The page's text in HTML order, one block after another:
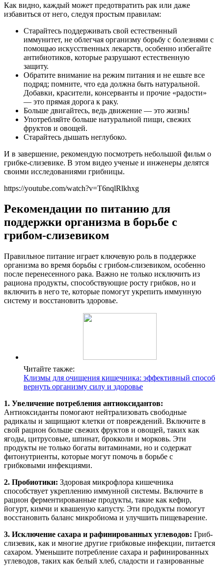
Как видно, каждый может предотвратить рак или даже
избавиться от него, следуя простым правилам:
Старайтесь поддерживать свой естественный
иммунитет, не облегчая организму борьбу с болезнями с
помощью искусственных лекарств, особенно избегайте
антибиотиков, которые разрушают естественную
защиту.
Обратите внимание на режим питания и не ешьте все
подряд; помните, что еда должна быть натуральной.
Добавки, красители, консерванты и прочие «радости»
— это прямая дорога к раку.
Больше двигайтесь, ведь движение — это жизнь!
Употребляйте больше натуральной пищи, свежих
фруктов и овощей.
Старайтесь дышать неглубоко.
И в завершение, рекомендую посмотреть небольшой фильм о
грибке-слизевике. В этом видео ученые и инженеры делятся
своими исследованиями грибницы.
https://youtube.com/watch?v=T6nqlRlkhxg
Рекомендации по питанию для
поддержки организма в борьбе с
грибом-слизевиком
Правильное питание играет ключевую роль в поддержке
организма во время борьбы с грибом-слизевиком, особенно
после перенесенного рака. Важно не только исключить из
рациона продукты, способствующие росту грибков, но и
включить в него те, которые помогут укрепить иммунную
систему и восстановить здоровье.
Читайте также:
Клизмы для очищения кишечника: эффективный способ
вернуть организму силу и здоровье
1. Увеличение потребления антиоксидантов:
Антиоксиданты помогают нейтрализовать свободные
радикалы и защищают клетки от повреждений. Включите в
свой рацион больше свежих фруктов и овощей, таких как
ягоды, цитрусовые, шпинат, брокколи и морковь. Эти
продукты не только богаты витаминами, но и содержат
фитонутриенты, которые могут помочь в борьбе с
грибковыми инфекциями.
2. Пробиотики: Здоровая микрофлора кишечника
способствует укреплению иммунной системы. Включите в
рацион ферментированные продукты, такие как кефир,
йогурт, кимчи и квашеную капусту. Эти продукты помогут
восстановить баланс микробиома и улучшить пищеварение.
3. Исключение сахара и рафинированных углеводов: Гриб-
слизевик, как и многие другие грибковые инфекции, питается
сахаром. Уменьшите потребление сахара и рафинированных
углеводов, таких как белый хлеб, сладости и газированные